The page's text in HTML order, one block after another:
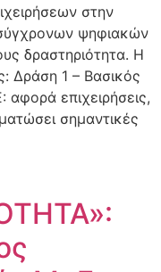
στην
ψηφιακών
δραστηριότητα. Η
Δράση 1 – Βασικός
επιχειρήσεις,
σημαντικές